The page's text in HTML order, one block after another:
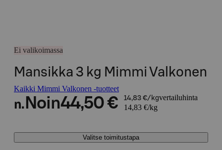
Ei valikoimassa
Mansikka 3 kg Mimmi Valkonen
Kaikki Mimmi Valkonen -tuotteet
n. Noin44,50 € 14,83 €/kgvertailuhinta
14,83 €/kg
Valitse toimitustapa